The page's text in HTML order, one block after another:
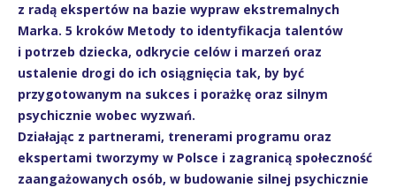
z radą ekspertów na bazie wypraw ekstremalnych
Marka. 5 kroków Metody to identyfikacja talentów
i potrzeb dziecka, odkrycie celów i marzeń oraz
ustalenie drogi do ich osiągnięcia tak, by być
przygotowanym na sukces i porażkę oraz silnym
psychicznie wobec wyzwań.
Działając z partnerami, trenerami programu oraz
ekspertami tworzymy w Polsce i zagranicą społeczność
zaangażowanych osób, w budowanie silnej psychicznie